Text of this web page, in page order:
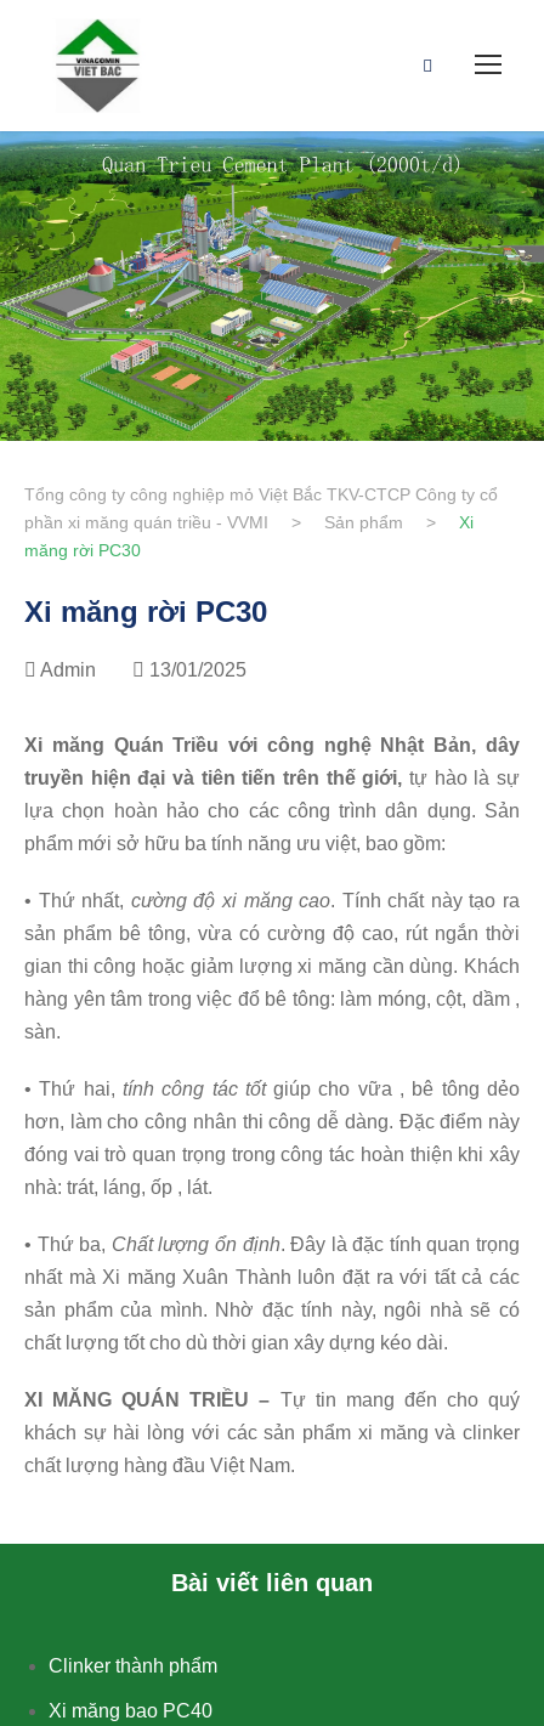
Tổng công ty công nghiệp mỏ Việt Bắc TKV-CTCP Công ty cổ
phần xi măng quán triều - VVMI
> Sản phẩm >
Xi
măng rời PC30
Xi măng rời PC30
Admin 13/01/2025
Xi măng Quán Triều với công nghệ Nhật Bản, dây
truyền hiện đại và tiên tiến trên thế giới, tự hào là sự
lựa chọn hoàn hảo cho các công trình dân dụng. Sản
phẩm mới sở hữu ba tính năng ưu việt, bao gồm:
• Thứ nhất, cường độ xi măng cao. Tính chất này tạo ra
sản phẩm bê tông, vừa có cường độ cao, rút ngắn thời
gian thi công hoặc giảm lượng xi măng cần dùng. Khách
hàng yên tâm trong việc đổ bê tông: làm móng, cột, dầm ,
sàn.
• Thứ hai, tính công tác tốtgiúp cho vữa , bê tông dẻo
hơn, làm cho công nhân thi công dễ dàng. Đặc điểm này
đóng vai trò quan trọng trong công tác hoàn thiện khi xây
nhà: trát, láng, ốp , lát.
• Thứ ba, Chất lượng ổn định. Đây là đặc tính quan trọng
nhất mà Xi măng Xuân Thành luôn đặt ra với tất cả các
sản phẩm của mình. Nhờ đặc tính này, ngôi nhà sẽ có
chất lượng tốt cho dù thời gian xây dựng kéo dài.
XI MĂNG QUÁN TRIỀU – Tự tin mang đến cho quý
khách sự hài lòng với các sản phẩm xi măng và clinker
chất lượng hàng đầu Việt Nam.
Bài viết liên quan
Clinker thành phẩm
Xi măng bao PC40